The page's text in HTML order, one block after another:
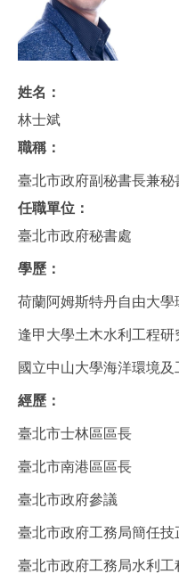
姓名：
林士斌
職稱：
臺北市政府副秘書長兼秘
任職單位：
臺北市政府秘書處
學歷：
荷蘭阿姆斯特丹自由大
逢甲大學土木水利工程
國立中山大學海洋環境
經歷：
臺北市士林區區長
臺北市南港區區長
臺北市政府參議
臺北市政府工務局簡任技
臺北市政府工務局水利工